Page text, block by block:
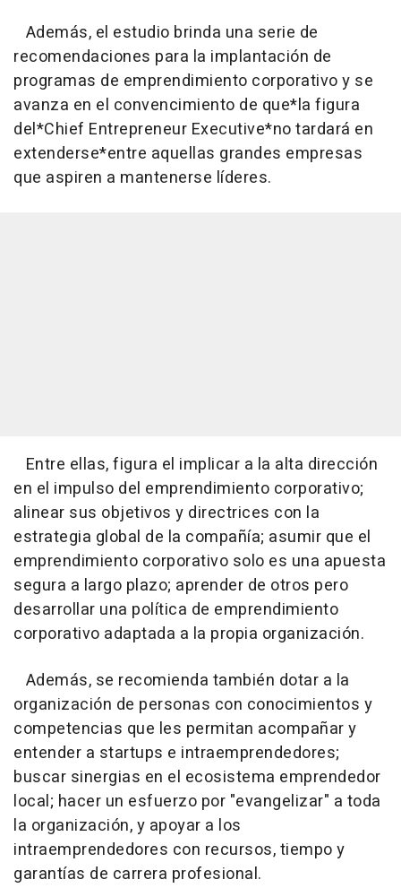
Además, el estudio brinda una serie de
recomendaciones para la implantación de
programas de emprendimiento corporativo y se
avanza en el convencimiento de que*la figura
del*Chief Entrepreneur Executive*no tardará en
extenderse*entre aquellas grandes empresas
que aspiren a mantenerse líderes.
Entre ellas, figura el implicar a la alta dirección
en el impulso del emprendimiento corporativo;
alinear sus objetivos y directrices con la
estrategia global de la compañía; asumir que el
emprendimiento corporativo solo es una apuesta
segura a largo plazo; aprender de otros pero
desarrollar una política de emprendimiento
corporativo adaptada a la propia organización.
Además, se recomienda también dotar a la
organización de personas con conocimientos y
competencias que les permitan acompañar y
entender a startups e intraemprendedores;
buscar sinergias en el ecosistema emprendedor
local; hacer un esfuerzo por "evangelizar" a toda
la organización, y apoyar a los
intraemprendedores con recursos, tiempo y
garantías de carrera profesional.